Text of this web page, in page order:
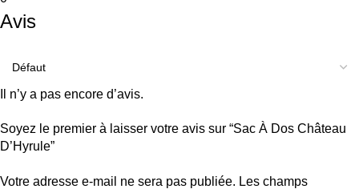
Avis
Il n’y a pas encore d’avis.
Soyez le premier à laisser votre avis sur “Sac À Dos Château
D’Hyrule”
Votre adresse e-mail ne sera pas publiée. Les champs